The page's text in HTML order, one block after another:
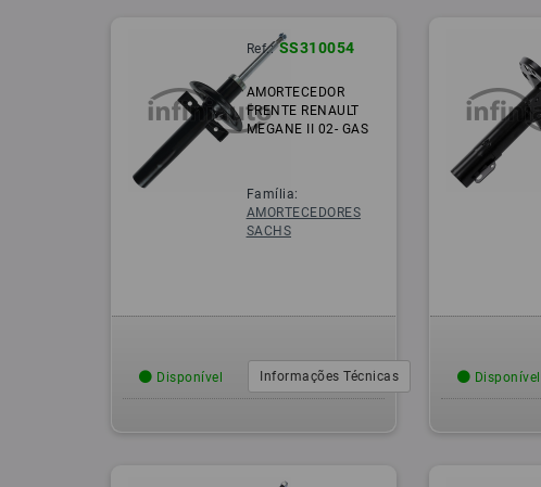
Ref.: SS310054
AMORTECEDOR
FRENTE RENAULT
MEGANE II 02- GAS
Família:
AMORTECEDORES
SACHS
Disponível Informações Técnicas Disponível